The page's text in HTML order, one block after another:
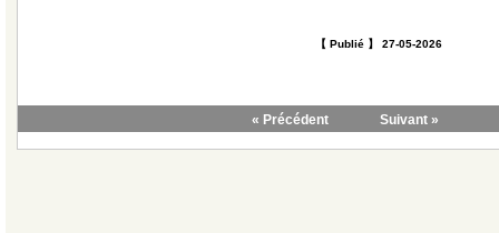
【 Publié 】 27-05-2026
« Précédent Suivant »